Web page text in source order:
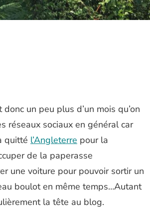
un peu plus d’un mois qu’on
réseaux sociaux en général car
quitté l’Angleterre pour la
de la paperasse
une voiture pour pouvoir sortir un
boulot en même temps…Autant
la tête au blog.